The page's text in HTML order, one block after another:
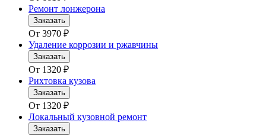
Ремонт лонжерона
Заказать
От 3970 ₽
Удаление коррозии и ржавчины
Заказать
От 1320 ₽
Рихтовка кузова
Заказать
От 1320 ₽
Локальный кузовной ремонт
Заказать